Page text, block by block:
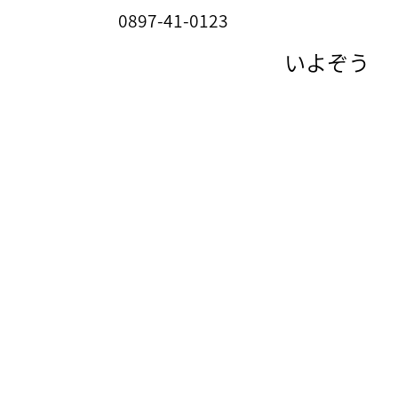
0897-41-0123
いよぞう